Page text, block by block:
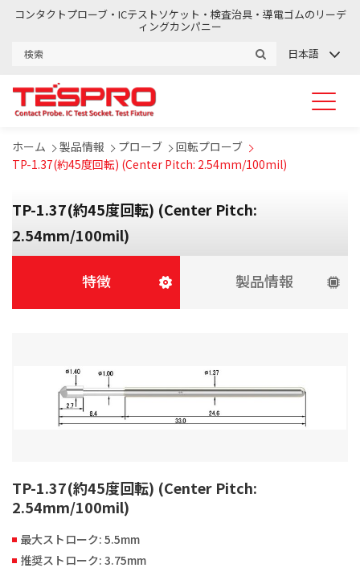
コンタクトプローブ・ICテストソケット・検査治具・導電ゴムのリーデ
ィングカンパニー
日本語
ホーム 製品情報 プローブ
回転プローブ
TP-1.37(約45度回転) (Center Pitch: 2.54mm/100mil)
TP-1.37(約45度回転) (Center Pitch:
2.54mm/100mil)
特徴 製品情報
TP-1.37(約45度回転) (Center Pitch:
2.54mm/100mil)
最大ストローク: 5.5mm
推奨ストローク: 3.75mm